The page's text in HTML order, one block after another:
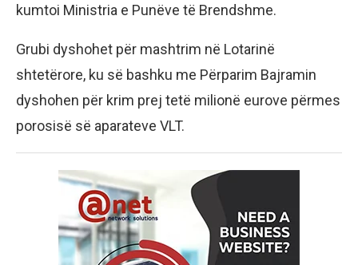
kumtoi Ministria e Punëve të Brendshme.
Grubi dyshohet për mashtrim në Lotarinë
shtetërore, ku së bashku me Përparim Bajramin
dyshohen për krim prej tetë milionë eurove përmes
porosisë së aparateve VLT.